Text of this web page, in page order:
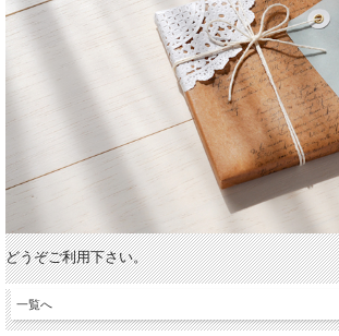
どうぞご利用下さい。
一覧へ